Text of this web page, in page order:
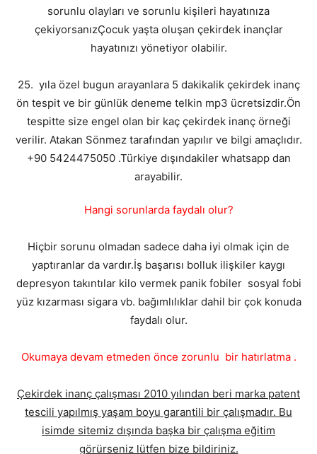
sorunlu olayları ve sorunlu kişileri hayatınıza
çekiyorsanızÇocuk yaşta oluşan çekirdek inançlar
hayatınızı yönetiyor olabilir.
25. yıla özel bugun arayanlara 5 dakikalik çekirdek inanç
ön tespit ve bir günlük deneme telkin mp3 ücretsizdir.Ön
tespitte size engel olan bir kaç çekirdek inanç örneği
verilir. Atakan Sönmez tarafından yapılır ve bilgi amaçlıdır.
+90 5424475050 .Türkiye dışındakiler whatsapp dan
arayabilir.
Hangi sorunlarda faydalı olur?
Hiçbir sorunu olmadan sadece daha iyi olmak için de
yaptıranlar da vardır.İş başarısı bolluk ilişkiler kaygı
depresyon takıntılar kilo vermek panik fobiler sosyal fobi
yüz kızarması sigara vb. bağımlılıklar dahil bir çok konuda
faydalı olur.
Okumaya devam etmeden önce zorunlu bir hatırlatma .
Çekirdek inanç çalışması 2010 yılından beri marka patent
tescili yapılmış yaşam boyu garantili bir çalışmadır. Bu
isimde sitemiz dışında başka bir çalışma eğitim
görürseniz lütfen bize bildiriniz.